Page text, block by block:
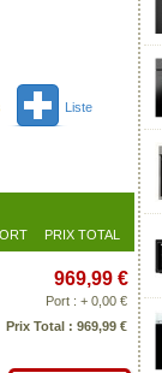
Liste
PRIX TOTAL
969,99 €
Port : + 0,00 €
Prix Total : 969,99 €